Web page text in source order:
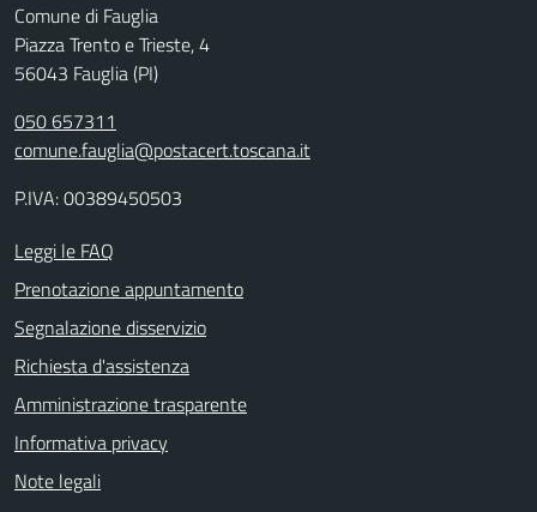
Comune di Fauglia
Piazza Trento e Trieste, 4
56043 Fauglia (PI)
050 657311
comune.fauglia@postacert.toscana.it
P.IVA: 00389450503
Leggi le FAQ
Prenotazione appuntamento
Segnalazione disservizio
Richiesta d'assistenza
Amministrazione trasparente
Informativa privacy
Note legali